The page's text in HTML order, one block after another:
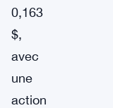
0,163
$,
avec
une
action